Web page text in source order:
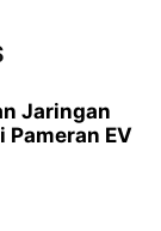
Jaringan
Pameran EV